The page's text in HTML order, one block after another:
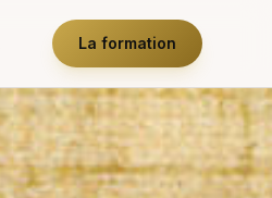
La formation